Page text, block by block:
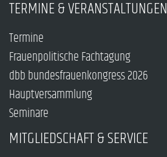
TERMINE & VERANSTALTUNGEN
Termine
Frauenpolitische Fachtagung
dbb bundesfrauenkongress 2026
Hauptversammlung
Seminare
MITGLIEDSCHAFT & SERVICE